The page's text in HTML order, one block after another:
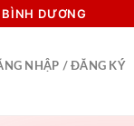
DƯƠNG
NHẬP / ĐĂNG KÝ